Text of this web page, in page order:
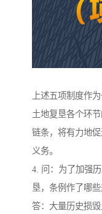
上述五项制度作
土地复垦各个环
链条，将有力地
义务。
4. 问：为了加强
垦，条例作了哪些
答：大量历史损